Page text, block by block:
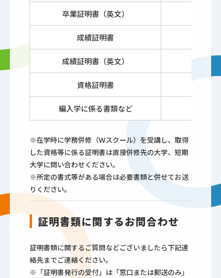
卒業証明書（英文）
成績証明書
成績証明書（英文）
資格証明書
編入学に係る書類など
※在学時に学務併修（Ｗスクール）を受講し、取得
した資格等に係る証明書は直接併修先の大学、短期
大学に問い合わせください。
※所定の書式等がある場合は必要書類と併せてお送
りください。
証明書類に関するお問合わせ
証明書類に関するご質問などございましたら下記連
絡先までご連絡ください。
※「証明書発行の受付」は「窓口または郵送のみ」